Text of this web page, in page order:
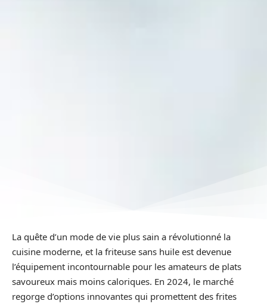
La quête d’un mode de vie plus sain a révolutionné la
cuisine moderne, et la friteuse sans huile est devenue
l’équipement incontournable pour les amateurs de plats
savoureux mais moins caloriques. En 2024, le marché
regorge d’options innovantes qui promettent des frites